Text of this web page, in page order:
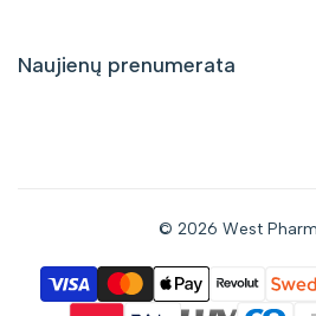
Naujienų prenumerata
Sutinku gauti naujienas el. paštu
© 2026 West